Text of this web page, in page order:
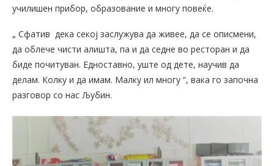
училишен прибор, образование и многу повеќе.
„ Сфатив дека секој заслужува да живее, да се описмени,
да облече чисти алишта, па и да седне во ресторан и да
биде почитуван. Едноставно, уште од дете, научив да
делам. Колку и да имам. Малку ил многу “, вака го започна
разговор со нас Љубин.